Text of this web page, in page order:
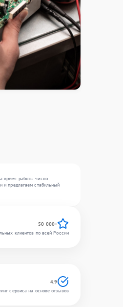
время работы число
и предлагаем стабильный
50 000+
клиентов по всей России
4.9
сервиса на основе отзывов